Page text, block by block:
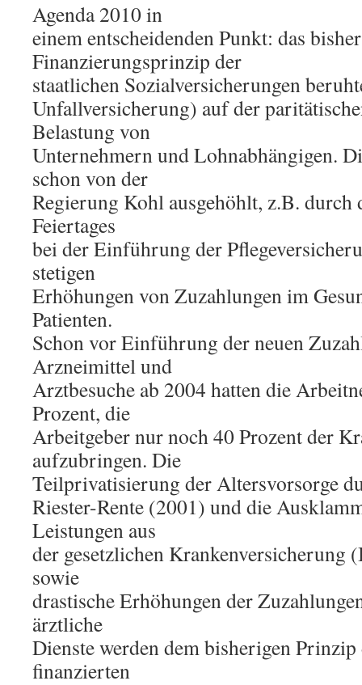
Agenda 2010 in
einem entscheidenden Punkt: das
Finanzierungsprinzip der
staatlichen Sozialversicherungen
Unfallversicherung) auf der
Belastung von
Unternehmern und Lohnabhängigen.
schon von der
Regierung Kohl ausgehöhlt, z.B. durch
Feiertages
bei der Einführung der
stetigen
Erhöhungen von Zuzahlungen im
Patienten.
Schon vor Einführung der neuen
Arzneimittel und
Arztbesuche ab 2004 hatten die
Prozent, die
Arbeitgeber nur noch 40 Prozent der
aufzubringen. Die
Teilprivatisierung der Altersvorsorge
Riester-Rente (2001) und die
Leistungen aus
der gesetzlichen Krankenversicherung
sowie
drastische Erhöhungen der
ärztliche
Dienste werden dem bisherigen
finanzierten